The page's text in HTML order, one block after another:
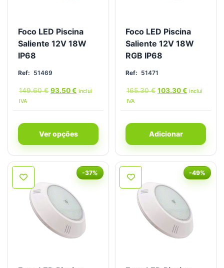
Foco LED Piscina
Saliente 12V 18W
IP68
Ref: 51469
149.60€ 93.50€ inclui
IVA
Ver opções
Foco LED Piscina
Saliente 12V 18W
RGB IP68
Ref: 51471
165.30€ 103.30€ inclui
IVA
Adicionar
-37% -49%